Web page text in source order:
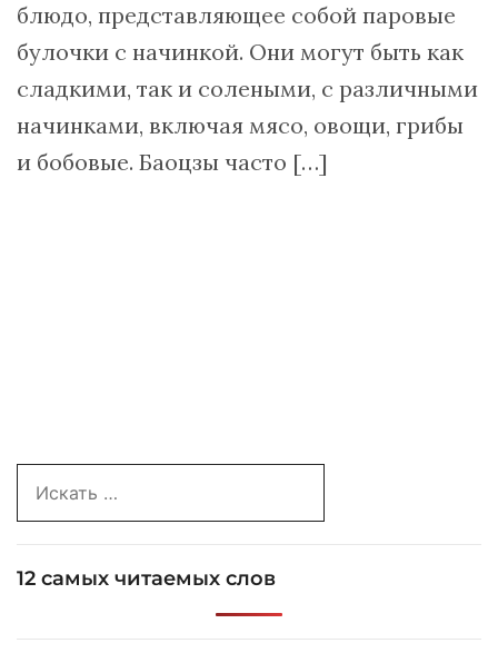
блюдо, представляющее собой паровые
булочки с начинкой. Они могут быть как
сладкими, так и солеными, с различными
начинками, включая мясо, овощи, грибы
и бобовые. Баоцзы часто […]
for:
12 самых читаемых слов